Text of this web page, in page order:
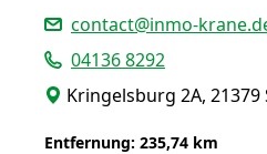
contact@inmo-
04136 8292
Kringelsburg 2A,
Entfernung: 235,74 km